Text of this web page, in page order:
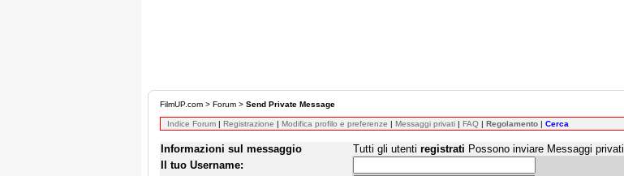
FilmUP.com > Forum > Send Private Message
Indice Forum | Registrazione | Modifica profilo e preferenze | Messaggi privati | FAQ | Regolamento | Cerca
Informazioni sul messaggio Tutti gli utenti registrati Possono inviare Messaggi privati
Il tuo Username: